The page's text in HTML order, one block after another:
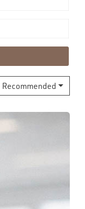
Recommended